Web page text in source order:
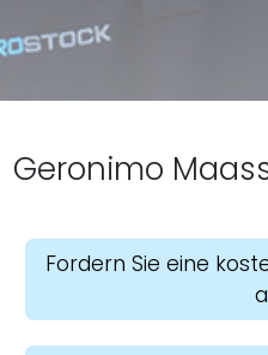
Geronimo
Fordern Sie eine